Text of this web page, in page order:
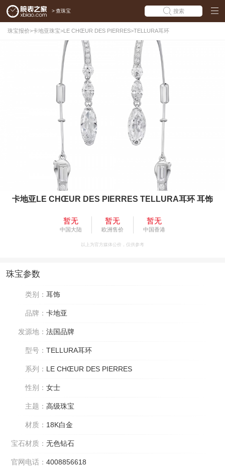
> 查珠宝 搜索
珠宝报价>卡地亚珠宝>LE CHŒUR DES PIERRES>TELLURA耳环
卡地亚LE CHŒUR DES PIERRES TELLURA耳环 耳饰
暂无
中国大陆
暂无
欧洲售价
暂无
中国香港
以上为官方媒体公价，仅供参考
珠宝参数
类别： 耳饰
品牌： 卡地亚
发源地： 法国品牌
型号： TELLURA耳环
系列： LE CHŒUR DES PIERRES
性别： 女士
主题： 高级珠宝
材质： 18K白金
宝石材质： 无色钻石
官网电话： 4008856618